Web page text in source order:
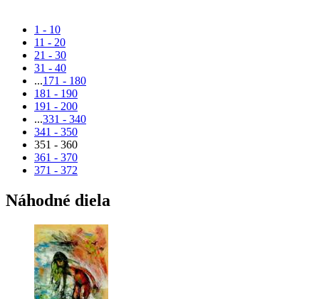
1 - 10
11 - 20
21 - 30
31 - 40
...171 - 180
181 - 190
191 - 200
...331 - 340
341 - 350
351 - 360
361 - 370
371 - 372
Náhodné diela